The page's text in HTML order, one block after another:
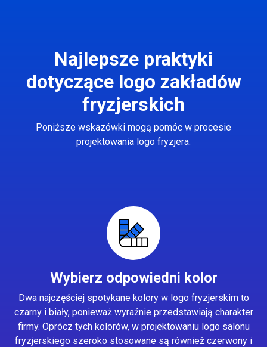
Najlepsze praktyki
dotyczące logo zakładów
fryzjerskich
Poniższe wskazówki mogą pomóc w procesie
projektowania logo fryzjera.
Wybierz odpowiedni kolor
Dwa najczęściej spotykane kolory w logo fryzjerskim to
czarny i biały, ponieważ wyraźnie przedstawiają charakter
firmy. Oprócz tych kolorów, w projektowaniu logo salonu
fryzjerskiego szeroko stosowane są również czerwony i